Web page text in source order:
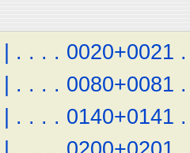
| . . . . 0020+0021 .
| . . . . 0080+0081 .
| . . . . 0140+0141 .